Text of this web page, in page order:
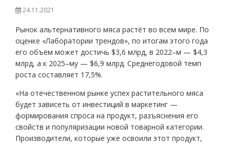
24.11.2021
Рынок альтернативного мяса растёт во всем мире. По
оценке «Лаборатории трендов», по итогам этого года
его объём может достичь $3,6 млрд, в 2022–м — $4,3
млрд, а к 2025–му — $6,9 млрд. Среднегодовой темп
роста составляет 17,5%.
«На отечественном рынке успех растительного мяса
будет зависеть от инвестиций в маркетинг —
формирования спроса на продукт, разъяснения его
свойств и популяризации новой товарной категории.
Производители, которые уже освоили этот продукт,